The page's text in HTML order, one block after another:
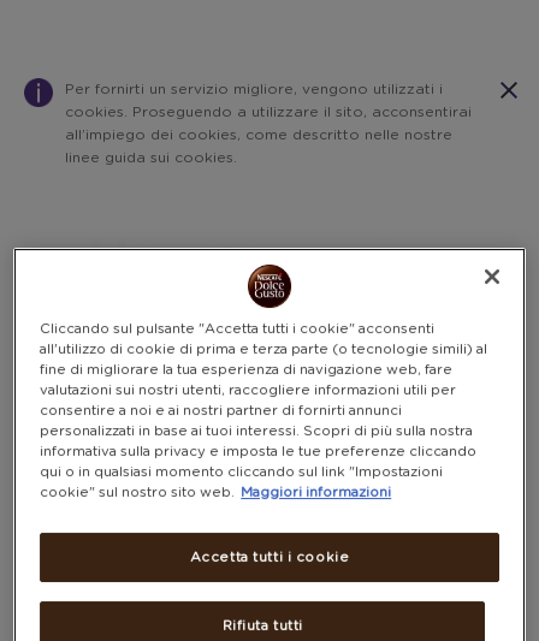
Per fornirti un servizio migliore, vengono utilizzati i
cookies. Proseguendo a utilizzare il sito, acconsentirai
all’impiego dei cookies, come descritto nelle nostre
linee guida sui cookies.
Cliccando sul pulsante "Accetta tutti i cookie" acconsenti
all'utilizzo di cookie di prima e terza parte (o tecnologie simili) al
fine di migliorare la tua esperienza di navigazione web, fare
valutazioni sui nostri utenti, raccogliere informazioni utili per
consentire a noi e ai nostri partner di fornirti annunci
personalizzati in base ai tuoi interessi. Scopri di più sulla nostra
informativa sulla privacy e imposta le tue preferenze cliccando
qui o in qualsiasi momento cliccando sul link "Impostazioni
cookie" sul nostro sito web.
Maggiori informazioni
Rifiuta tutti
Accetta tutti i cookie